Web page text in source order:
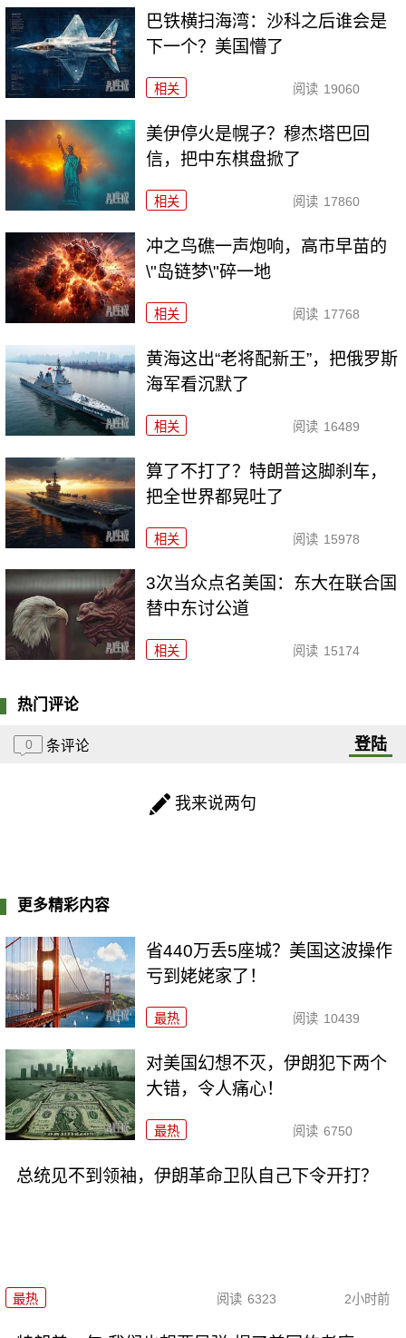
巴铁横扫海湾：沙科之后谁会是
下一个？美国懵了
相关 阅读 19060
美伊停火是幌子？穆杰塔巴回
信，把中东棋盘掀了
相关 阅读 17860
冲之鸟礁一声炮响，高市早苗的
\"岛链梦\"碎一地
相关 阅读 17768
黄海这出“老将配新王”，把俄罗斯
海军看沉默了
相关 阅读 16489
算了不打了？特朗普这脚刹车，
把全世界都晃吐了
相关 阅读 15978
3次当众点名美国：东大在联合国
替中东讨公道
相关 阅读 15174
热门评论
0 条评论 登陆
我来说两句
更多精彩内容
省440万丢5座城？美国这波操作
亏到姥姥家了！
最热 阅读 10439
对美国幻想不灭，伊朗犯下两个
大错，令人痛心！
最热 阅读 6750
总统见不到领袖，伊朗革命卫队自己下令开打？
最热 阅读 6323 2小时前